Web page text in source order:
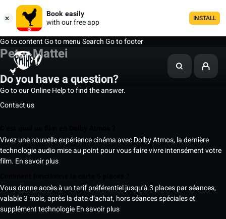
Book easily
with our free app
INSTALL
Go to contentGo to menuSearchGo to footer
Peter Mattei
Do you have a question?
Go to our Online Help to find the answer.
Contact us
Vivez une nouvelle expérience cinéma avec Dolby Atmos, la dernière
technologie audio mise au point pour vous faire vivre intensément votre
film. En savoir plus
Vous donne accès à un tarif préférentiel jusqu’à 3 places par séances,
valable 3 mois, après la date d’achat, hors séances spéciales et
supplément technologieEn savoir plus